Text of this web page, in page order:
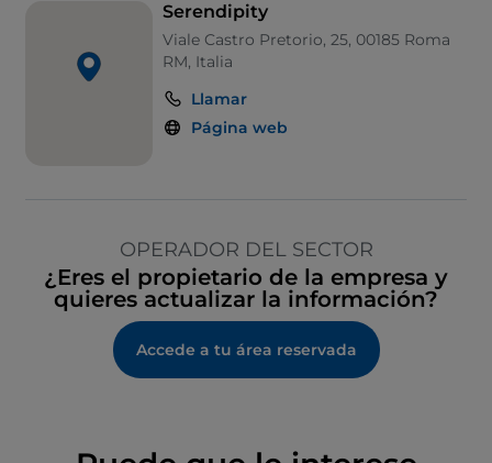
Serendipity
Viale Castro Pretorio, 25, 00185 Roma
RM, Italia
Llamar
Página web
OPERADOR DEL SECTOR
¿Eres el propietario de la empresa y
quieres actualizar la información?
Accede a tu área reservada